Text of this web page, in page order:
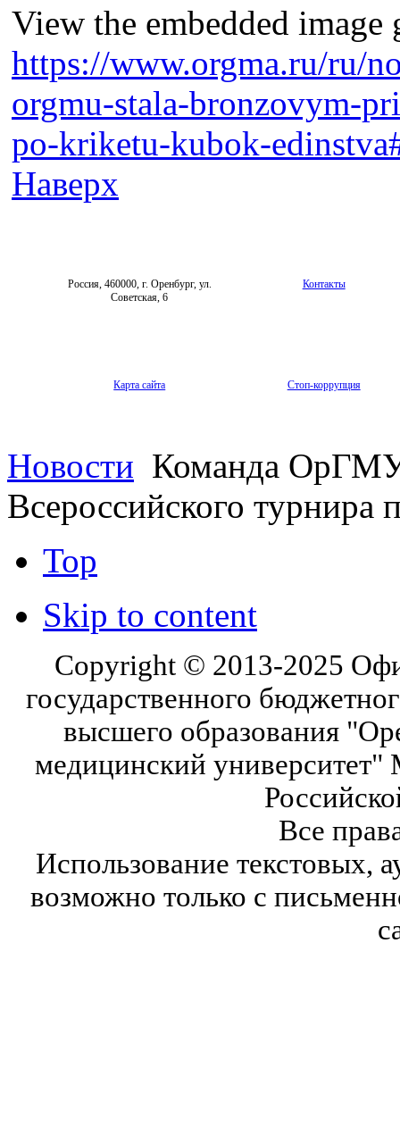
View the embedded
https://www.orgma.ru/ru/
orgmu-stala-bronzovym-
po-kriketu-kubok-
Наверх
Россия, 460000, г. Оренбург, ул.
Советская, 6
Контакты
Карта сайта Стоп-коррупция
Новости Команда ОрГМУ
Всероссийского турнира
Top
Skip to content
Copyright © 2013-2025
государственного
высшего образования
медицинский университет"
Все
Использование текстовых,
возможно только с